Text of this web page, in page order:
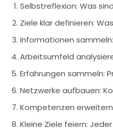
Selbstreflexion: Was
Ziele klar definieren:
Informationen sammeln:
Arbeitsumfeld
Erfahrungen sammeln:
Netzwerke aufbauen:
Kompetenzen
Kleine Ziele feiern: